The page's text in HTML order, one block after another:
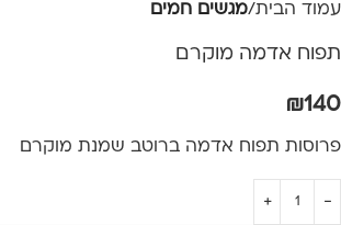
עמוד הבית מגשים חמים
תפוח אדמה מוקרם
₪140
פרוסות תפוח אדמה ברוטב שמנת מוקרם